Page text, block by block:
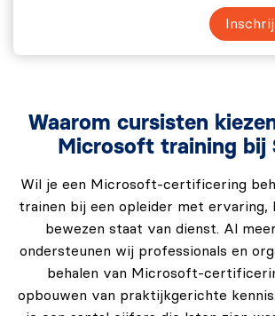
Waarom cursisten
Microsoft training bij
Wil je een Microsoft-certificering
trainen bij een opleider met ervaring,
bewezen staat van dienst. Al
ondersteunen wij professionals en
behalen van Microsoft-
opbouwen van praktijkgerichte